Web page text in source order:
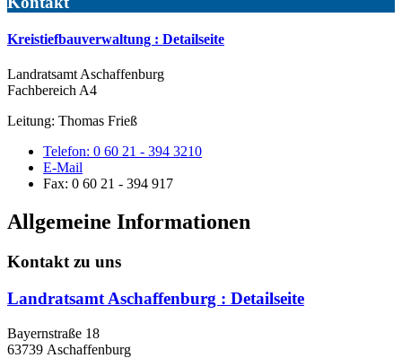
Kreistiefbauverwaltung : Detailseite
Landratsamt Aschaffenburg
Fachbereich A4
Leitung: Thomas Frieß
Telefon: 0 60 21 - 394 3210
E-Mail
Fax: 0 60 21 - 394 917
Allgemeine Informationen
Kontakt zu uns
Landratsamt Aschaffenburg : Detailseite
Bayernstraße 18
63739 Aschaffenburg